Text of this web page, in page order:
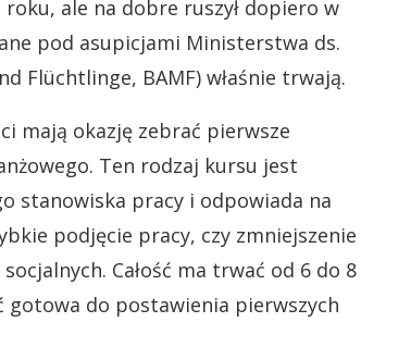
ale na dobre ruszył dopiero w
pod asupicjami Ministerstwa ds.
Flüchtlinge, BAMF) właśnie trwają.
mają okazję zebrać pierwsze
Ten rodzaj kursu jest
stanowiska pracy i odpowiada na
podjęcie pracy, czy zmniejszenie
Całość ma trwać od 6 do 8
gotowa do postawienia pierwszych